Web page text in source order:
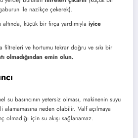
ile nazikçe çekerek).
küçük bir fırça yardımıyla iyice
filtreleri ve hortumu tekrar doğru ve sıkı bir
olmadığından emin olun.
su basıncının yetersiz olması, makinenin suyu
alamamasına neden olabilir. Valf açılmaya
olmadığı için su akışı sağlanamaz.